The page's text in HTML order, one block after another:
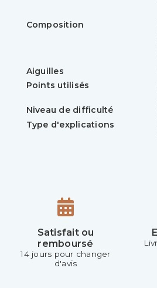
Composition
Aiguilles
Points utilisés
Niveau de difficulté
Type d'explications
Satisfait ou
remboursé
14 jours pour changer
d'avis